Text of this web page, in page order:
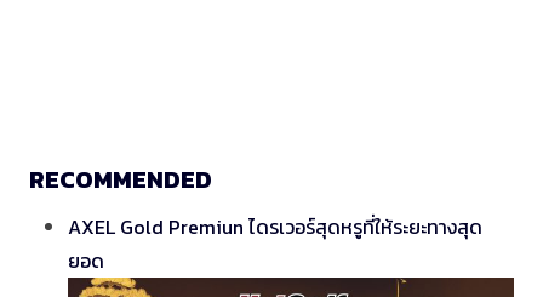
RECOMMENDED
AXEL Gold Premiun ไดรเวอร์สุดหรูที่ให้ระยะทางสุด
ยอด